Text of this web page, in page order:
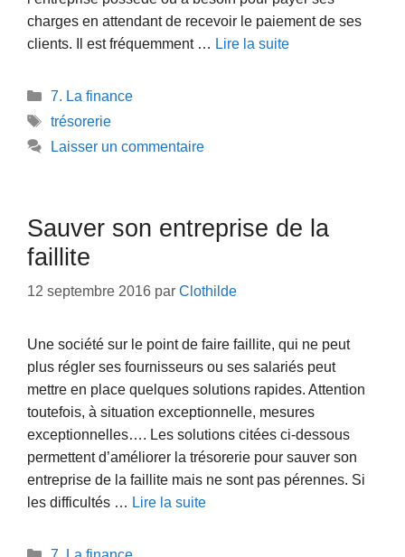
charges en attendant de recevoir le paiement de ses
clients. Il est fréquemment … Lire la suite
Catégories
7. La finance
Étiquettes
trésorerie
Laisser un commentaire
Sauver son entreprise de la
faillite
12 septembre 2016 par Clothilde
Une société sur le point de faire faillite, qui ne peut
plus régler ses fournisseurs ou ses salariés peut
mettre en place quelques solutions rapides. Attention
toutefois, à situation exceptionnelle, mesures
exceptionnelles…. Les solutions citées ci-dessous
permettent d’améliorer la trésorerie pour sauver son
entreprise de la faillite mais ne sont pas pérennes. Si
les difficultés … Lire la suite
Catégories